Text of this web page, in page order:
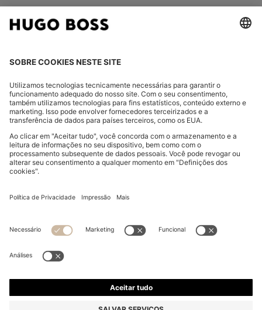
ALTERAR PAÍS:
Declarar o direito de rescisãoAviso legalDeclaração de privacidade
Declaração de Privacidade HUGO BOSS EXPERIENCE